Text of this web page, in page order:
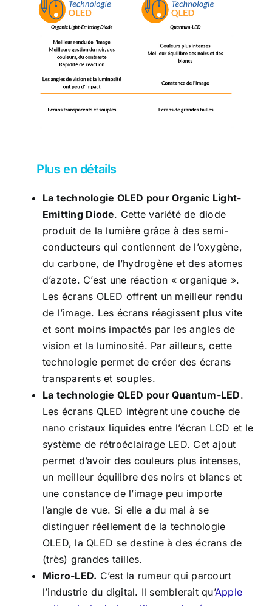
Plus en détails
La technologie OLED pour Organic Light-
Emitting Diode. Cette variété de diode
produit de la lumière grâce à des semi-
conducteurs qui contiennent de l’oxygène,
du carbone, de l’hydrogène et des atomes
d’azote. C’est une réaction « organique ».
Les écrans OLED offrent un meilleur rendu
de l’image. Les écrans réagissent plus vite
et sont moins impactés par les angles de
vision et la luminosité. Par ailleurs, cette
technologie permet de créer des écrans
transparents et souples.
La technologie QLED pour Quantum-LED.
Les écrans QLED intègrent une couche de
nano cristaux liquides entre l’écran LCD et le
système de rétroéclairage LED. Cet ajout
permet d’avoir des couleurs plus intenses,
un meilleur équilibre des noirs et blancs et
une constance de l’image peu importe
l’angle de vue. Si elle a du mal à se
distinguer réellement de la technologie
OLED, la QLED se destine à des écrans de
(très) grandes tailles.
Micro-LED. C’est la rumeur qui parcourt
l’industrie du digital. Il semblerait qu’Apple